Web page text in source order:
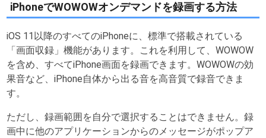
iPhoneでWOWOWオンデマンドを録画する方法
iOS 11以降のすべてのiPhoneに、標準で搭載されている
「画面収録」機能があります。これを利用して、WOWOW
を含め、すべてiPhone画面を録画できます。WOWOWの効
果音など、iPhone自体から出る音を高音質で録音できま
す。
ただし、録画範囲を自分で選択することはできません。録
画中に他のアプリケーションからのメッセージがポップア